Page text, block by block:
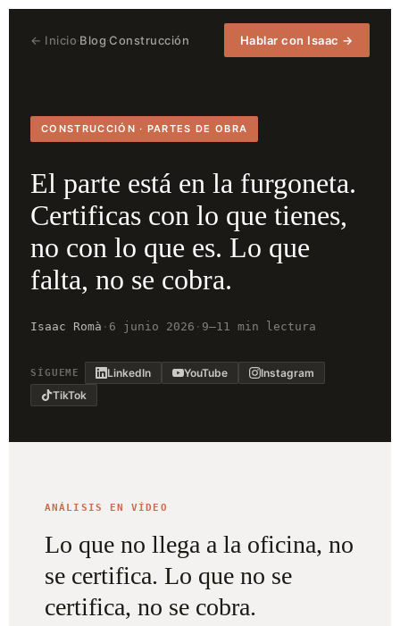
← Inicio·Blog·Construcción Hablar con Isaac →
CONSTRUCCIÓN · PARTES DE OBRA
El parte está en la furgoneta.
Certificas con lo que tienes,
no con lo que es. Lo que
falta, no se cobra.
Isaac Romà · 6 junio 2026 · 9–11 min lectura
SÍGUEME LinkedIn YouTube
Instagram
TikTok
ANÁLISIS EN VÍDEO
Lo que no llega a la oficina, no
se certifica. Lo que no se
certifica, no se cobra.